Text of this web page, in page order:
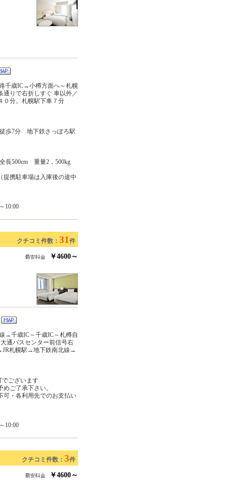
千歳IC→小樽方面へ～札幌
りで右折しすぐ 車以外／
０分。札幌駅下車７分
歩7分 地下鉄さっぽろ駅
長500cm 重量2，500kg
提携駐車場は入庫後の途中
10:00
クチコミ件数： 31 件
￥4600～
→千歳IC～千歳IC～札樽自
通バスセンター前信号右
札幌駅→地下鉄南北線→
ございます
ご了承下さい。
・各利用先でのお支払い
10:00
クチコミ件数： 3件
￥4600～